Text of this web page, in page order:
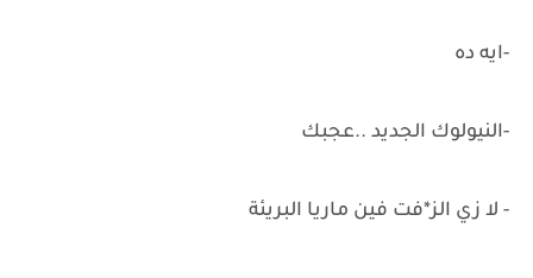
-ايه ده
-النيولوك الجديد ..عجبك
- لا زي الز*فت فين ماريا البريئة